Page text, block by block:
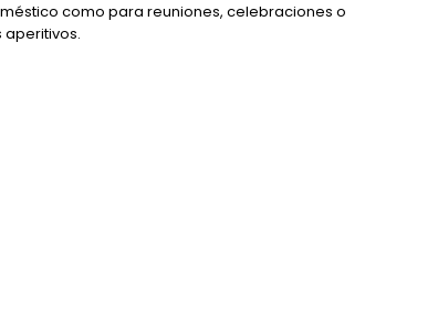
como para reuniones, celebraciones o